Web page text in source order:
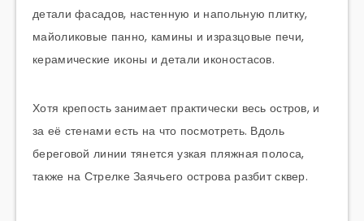
детали фасадов, настенную и напольную плитку,
майоликовые панно, камины и изразцовые печи,
керамические иконы и детали иконостасов.
Хотя крепость занимает практически весь остров, и
за её стенами есть на что посмотреть. Вдоль
береговой линии тянется узкая пляжная полоса,
также на Стрелке Заячьего острова разбит сквер.